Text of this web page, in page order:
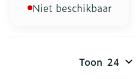
Niet beschikbaar
Toon